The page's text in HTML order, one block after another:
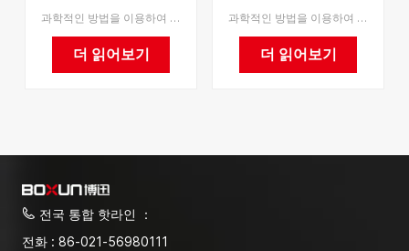
과학적인 방법을 이용하여 약물 실패 평가에 필요한 장기간 안정적인 온도, 습도 조건을 조성합니다. 다음과 같이 제약 회사가 약물 안정성을 테스트하는 최적의 선택으로 가속 테스트, 장기 실험, 제약 회사의 약물 및 신약에 대한 고온 테스트. 우리는 OEM을 지원합니다.
더 읽어보기
과학적인 방법을 이용하여 약물 실패 평가에 필요한 장기간 안정적인 온도, 습도 조건을 조성합니다. 다음과 같이 제약 회사가 약물 안정성을 테스트하는 최적의 선택으로 가속 테스트, 장기 실험, 제약 회사의 약물 및 신약에 대한 고온 테스트. 우리는 OEM을 지원합니다.
더 읽어보기
전국 통합 핫라인 ：
전화 : 86-021-56980111